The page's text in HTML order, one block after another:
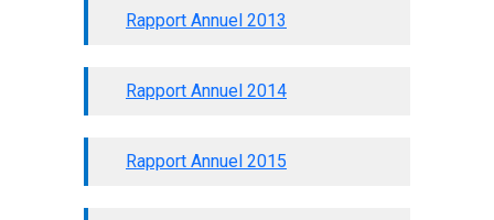
Rapport Annuel 2013
Rapport Annuel 2014
Rapport Annuel 2015